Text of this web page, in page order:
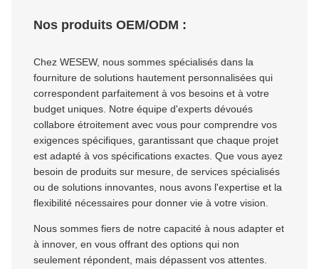
Nos produits OEM/ODM :
Chez WESEW, nous sommes spécialisés dans la
fourniture de solutions hautement personnalisées qui
correspondent parfaitement à vos besoins et à votre
budget uniques. Notre équipe d'experts dévoués
collabore étroitement avec vous pour comprendre vos
exigences spécifiques, garantissant que chaque projet
est adapté à vos spécifications exactes. Que vous ayez
besoin de produits sur mesure, de services spécialisés
ou de solutions innovantes, nous avons l'expertise et la
flexibilité nécessaires pour donner vie à votre vision.
Nous sommes fiers de notre capacité à nous adapter et
à innover, en vous offrant des options qui non
seulement répondent, mais dépassent vos attentes.